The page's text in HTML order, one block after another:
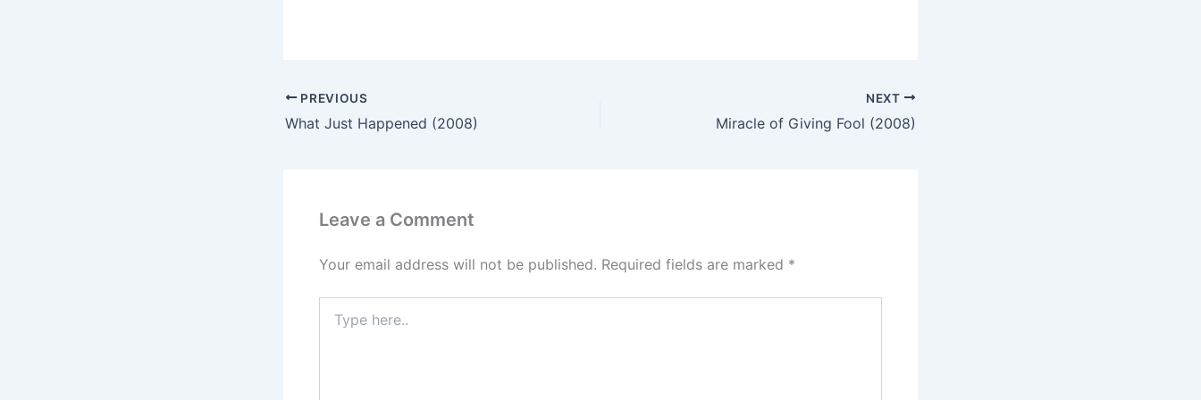
PREVIOUS
What Just Happened (2008)
NEXT
Miracle of Giving Fool (2008)
Leave a Comment
Your email address will not be published. Required fields are marked *
here..